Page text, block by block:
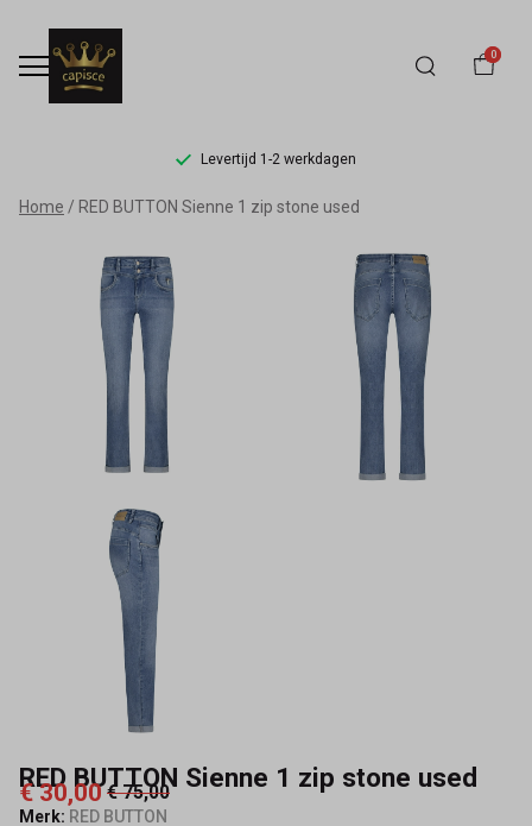
0
Levertijd 1-2 werkdagen
RED
BUTTON
Sienne
stone
Capisce
Mode
Home RED BUTTON Sienne 1 zip stone used
RED BUTTON Sienne 1 zip stone used
€ 30,00 € 75,00
Merk: RED BUTTON